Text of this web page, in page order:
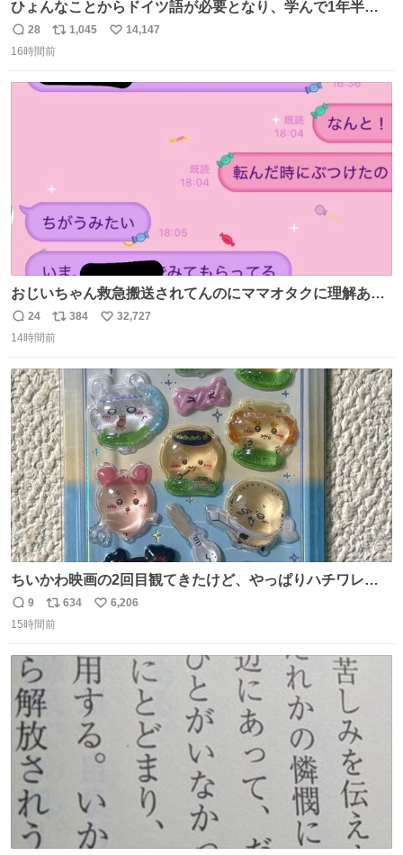
ひょんなことからドイツ語が必要となり、学んで1年半に
なる。 ちなみに最初の半年で『必携ドイツ文法総まとめ』
と『重要単語4000』を数十周して丸暗記した。読み書きに
Geminiの添削もエラーの指摘は激減し、上級の表現を教え
返
信
28
リ
ポ
ト
1,045
い
数
14,147
16時間前
おじいちゃん救急搬送されてんのにママオタクに理解あっ
て不謹慎だけどウケる
返
信
24
リ
ポ
ト
数
384
い
数
32,727
14時間前
ちいかわ映画の2回目観てきたけど、やっぱりハチワレの
「ハモりすごいよッ…」に対するちいかわの「エ゛ッ!?(い
まそんな場合じゃねぇだろお前よぉ)」が面白すぎる。
返
信
9
リ
ポ
数
634
い
数
6,206
15時間前